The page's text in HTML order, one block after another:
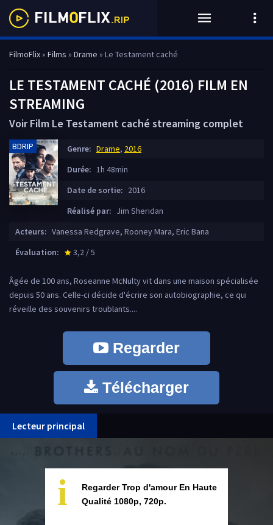
FilmoFlix» Films » Drame » Le Testament caché
LE TESTAMENT CACHÉ (2016) FILM EN
STREAMING
Voir Film Le Testament caché streaming complet
BDRIP Genre: Drame, 2016
Durée: 1h 48min
Date de sortie: 2016
Réalisé par: Jim Sheridan
Acteurs: Vanessa Redgrave, Rooney Mara, Eric Bana
Évaluation:
star_rate
3,2 / 5
Âgée de 100 ans, Roseanne McNulty vit dans une maison spécialisée
depuis 50 ans. Celle-ci décide d'écrire son autobiographie, ce qui
réveille des souvenirs troublants....
Regarder
Télécharger
Lecteur principal
i
Regarder Trop d'amour En Haute
Qualité 1080p, 720p.